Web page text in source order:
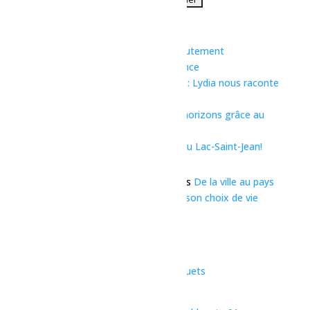
BR Métal et Métaux GBL : Le recrutement
international assure notre croissance
Du Saguenay au pays des Bleuets : Lydia nous raconte
Garage Lamontagne : Ouvrir nos horizons grâce au
Kamel Amoussa : Il fait bon vivre au Lac-Saint-Jean!
dans De la ville au pays
des Bleuets : Laurie nous raconte son choix de vie